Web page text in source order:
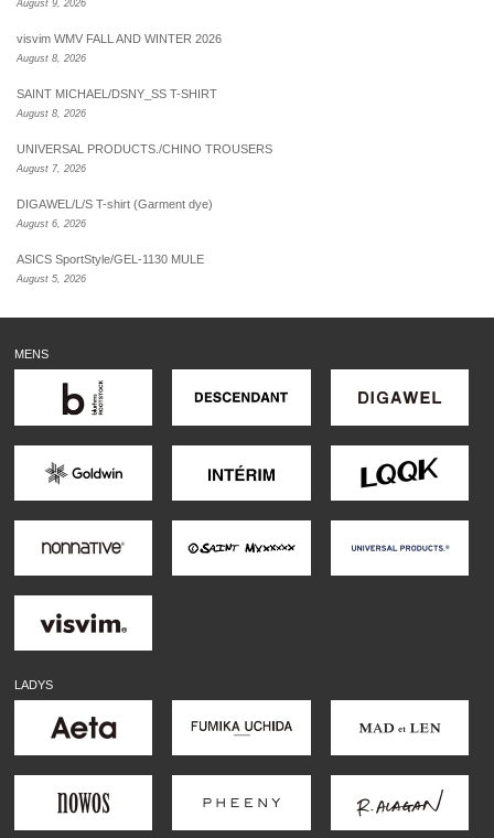
August 9, 2026
visvim WMV FALL AND WINTER 2026
August 8, 2026
SAINT MICHAEL/DSNY_SS T-SHIRT
August 8, 2026
UNIVERSAL PRODUCTS./CHINO TROUSERS
August 7, 2026
DIGAWEL/L/S T-shirt (Garment dye)
August 6, 2026
ASICS SportStyle/GEL-1130 MULE
August 5, 2026
MENS
LADYS